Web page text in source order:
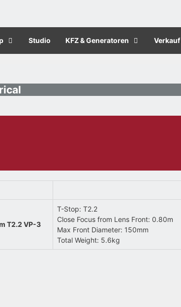
Studio KFZ & Generatoren Verkauf
T2.2 VP-3
T-Stop: T2.2
Close Focus from Lens Front: 0.80m
Max Front Diameter: 150mm
Total Weight: 5.6kg